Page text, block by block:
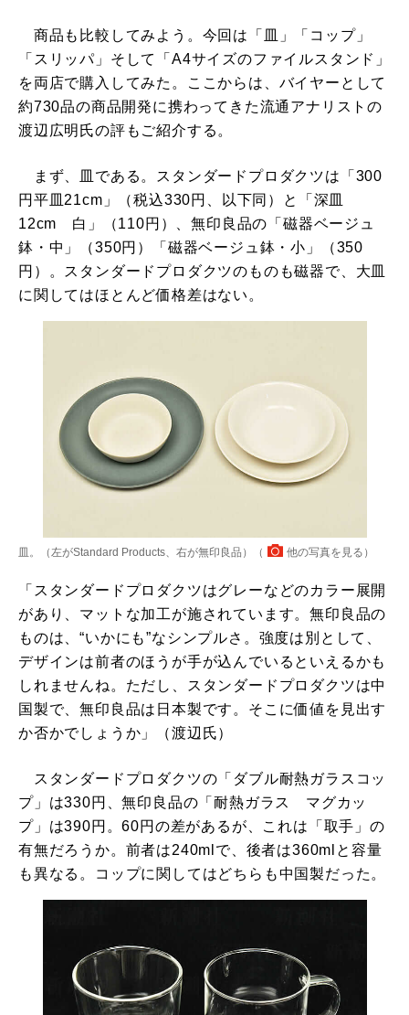
商品も比較してみよう。今回は「皿」「コップ」
「スリッパ」そして「A4サイズのファイルスタンド」
を両店で購入してみた。ここからは、バイヤーとして
約730品の商品開発に携わってきた流通アナリストの
渡辺広明氏の評もご紹介する。
まず、皿である。スタンダードプロダクツは「300
円平皿21cm」（税込330円、以下同）と「深皿
12cm 白」（110円）、無印良品の「磁器ベージュ
鉢・中」（350円）「磁器ベージュ鉢・小」（350
円）。スタンダードプロダクツのものも磁器で、大皿
に関してはほとんど価格差はない。
皿。（左がStandard Products、右が無印良品）（ 他の写真を見る ）
「スタンダードプロダクツはグレーなどのカラー展開
があり、マットな加工が施されています。無印良品の
ものは、“いかにも”なシンプルさ。強度は別として、
デザインは前者のほうが手が込んでいるといえるかも
しれませんね。ただし、スタンダードプロダクツは中
国製で、無印良品は日本製です。そこに価値を見出す
か否かでしょうか」（渡辺氏）
スタンダードプロダクツの「ダブル耐熱ガラスコッ
プ」は330円、無印良品の「耐熱ガラス マグカッ
プ」は390円。60円の差があるが、これは「取手」の
有無だろうか。前者は240mlで、後者は360mlと容量
も異なる。コップに関してはどちらも中国製だった。